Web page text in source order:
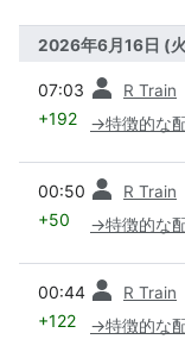
2026年6月16日 (
07:03 R Train
+192 →特徴的な
00:50 R Train
+50 →特徴的な
00:44 R Train
+122 →特徴的な